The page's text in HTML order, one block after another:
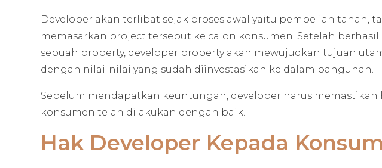
Developer akan terlibat sejak proses awal yaitu pembelian tanah,
memasarkan project tersebut ke calon konsumen. Setelah
sebuah property, developer property akan mewujudkan tujuan
dengan nilai-nilai yang sudah diinvestasikan ke dalam bangunan.
Sebelum mendapatkan keuntungan, developer harus
konsumen telah dilakukan dengan baik.
Hak Developer Kepada